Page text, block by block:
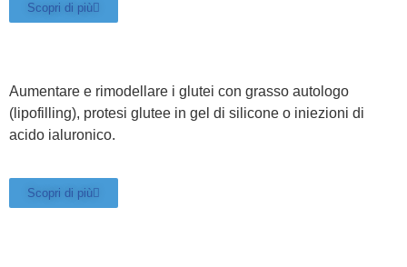
Scopri di più
Aumentare e rimodellare i glutei con grasso autologo
(lipofilling), protesi glutee in gel di silicone o iniezioni di
acido ialuronico.
Scopri di più